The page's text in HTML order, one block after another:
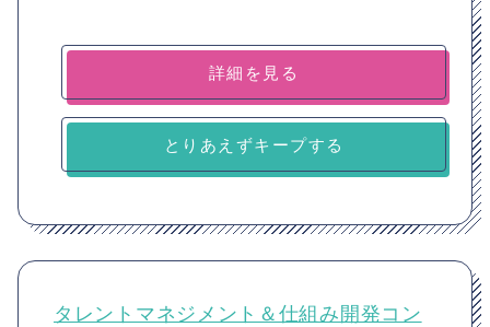
詳細を見る
とりあえずキープする
タレントマネジメント＆仕組み開発コン